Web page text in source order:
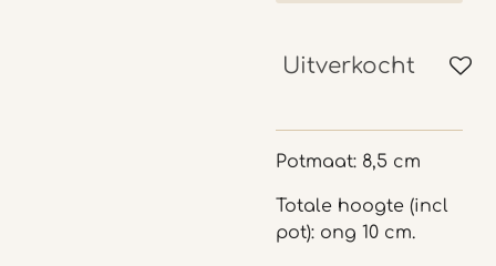
Uitverkocht
Potmaat: 8,5 cm
Totale hoogte (incl
pot): ong 10 cm.